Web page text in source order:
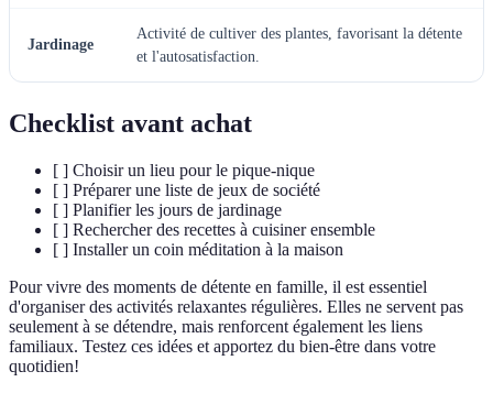
Jardinage
Activité de cultiver des plantes, favorisant la détente
et l'autosatisfaction.
Checklist avant achat
[ ] Choisir un lieu pour le pique-nique
[ ] Préparer une liste de jeux de société
[ ] Planifier les jours de jardinage
[ ] Rechercher des recettes à cuisiner ensemble
[ ] Installer un coin méditation à la maison
Pour vivre des moments de détente en famille, il est essentiel
d'organiser des activités relaxantes régulières. Elles ne servent pas
seulement à se détendre, mais renforcent également les liens
familiaux. Testez ces idées et apportez du bien-être dans votre
quotidien!